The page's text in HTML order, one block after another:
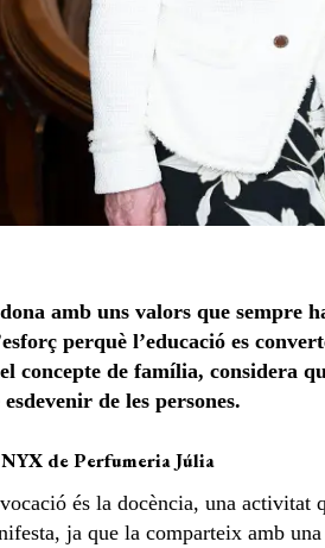
amb uns valors que sempre
perquè l’educació es
concepte de família, considera
de les persones.
de Perfumeria Júlia
és la docència, una
ja que la comparteix amb